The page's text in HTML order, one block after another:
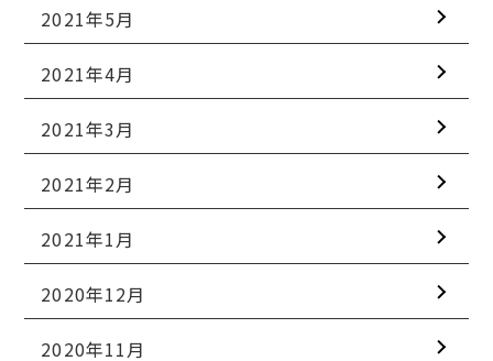
2021年5月
2021年4月
2021年3月
2021年2月
2021年1月
2020年12月
2020年11月